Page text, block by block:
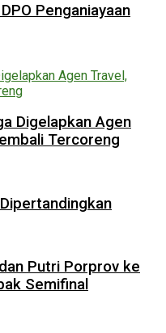
Penganiayaan
Digelapkan Agen
Tercoreng
Putri Porprov ke
Semifinal